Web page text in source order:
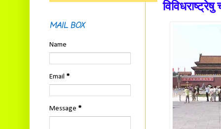
MAIL BOX
Name
Email *
Message *